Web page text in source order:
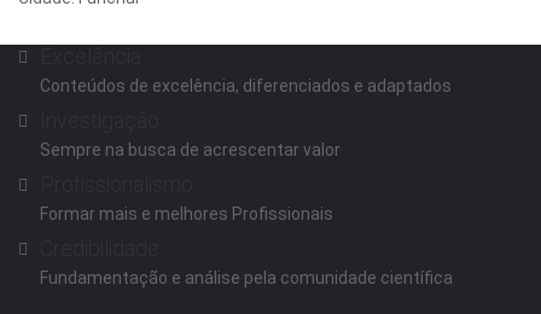
Conteúdos de excelência, diferenciados e adaptados
Sempre na busca de acrescentar valor
Formar mais e melhores Profissionais
Fundamentação e análise pela comunidade científica